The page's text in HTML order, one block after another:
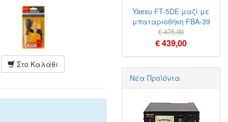
Στο Καλάθι
Yaesu FT-5DE μαζί με
μπαταριοθήκη FBA-39
€ 475,00
€ 439,00
Νέα Προϊόντα